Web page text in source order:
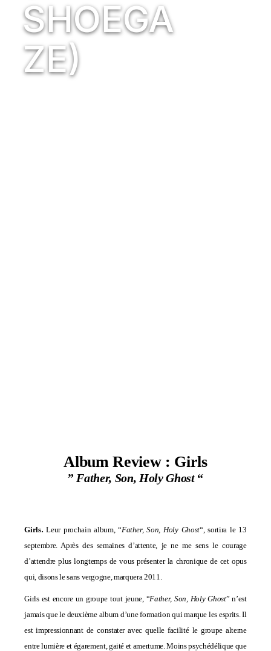
SHOEGA
ZE)
Album Review : Girls
” Father, Son, Holy Ghost “
Girls. Leur prochain album, “Father, Son, Holy Ghost“, sortira le 13
septembre. Après des semaines d’attente, je ne me sens le courage
d’attendre plus longtemps de vous présenter la chronique de cet opus
qui, disons le sans vergogne, marquera 2011.
Girls est encore un groupe tout jeune, “Father, Son, Holy Ghost” n’est
jamais que le deuxième album d’une formation qui marque les esprits. Il
est impressionnant de constater avec quelle facilité le groupe alterne
entre lumière et égarement, gaité et amertume.Moins psychédélique que